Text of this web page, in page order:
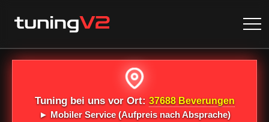
Tuning bei uns vor Ort: 37688 Beverungen
► Mobiler Service(Aufpreis nach Absprache)